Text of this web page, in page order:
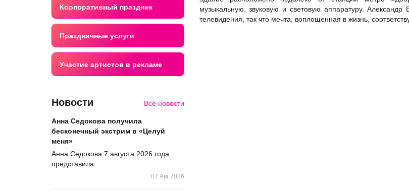
Корпоративный праздник
Праздничные услуги
Участие артистов в рекламе
Новости Все новости
Анна Седокова получила
бесконечный экстрим в «Целуй
меня»
Анна Седокова 7 августа 2026 года
представила
07 Авг 2026
музыкальную, звуковую и световую аппаратуру.
телевидения, так что мечта, воплощенная в жизнь,